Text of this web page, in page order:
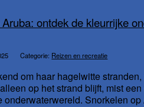
ontdek de kleurrijke
Categorie: Reizen en recreatie
om haar hagelwitte
op het strand blijft, mist
onderwaterwereld. Snorkelen op